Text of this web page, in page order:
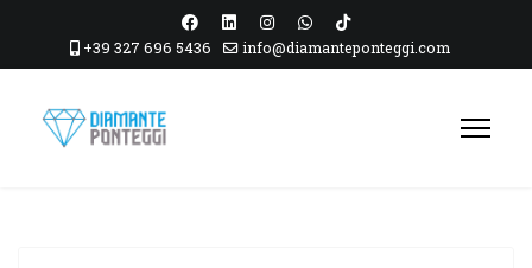
+39 327 696 5436 info@diamanteponteggi.com